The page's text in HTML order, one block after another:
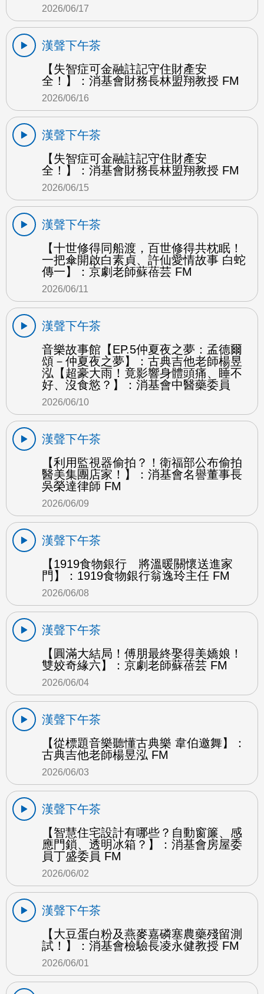
2026/06/17
漢聲下午茶
【失智症可金融註記守住財產安
全！】：消基會財務長林盟翔教授 FM
2026/06/16
漢聲下午茶
【失智症可金融註記守住財產安
全！】：消基會財務長林盟翔教授 FM
2026/06/15
漢聲下午茶
【十世修得同船渡，百世修得共枕眠！
一把傘開啟白素貞、許仙愛情故事 白蛇
傳一】：京劇老師蘇蓓芸 FM
2026/06/11
漢聲下午茶
音樂故事館【EP.5仲夏夜之夢：孟德爾
頌－仲夏夜之夢】：古典吉他老師楊昱
泓【超豪大雨！竟影響身體頭痛、睡不
好、沒食慾？】：消基會中醫藥委員
2026/06/10
漢聲下午茶
【利用監視器偷拍？！衛福部公布偷拍
醫美集團店家！】：消基會名譽董事長
吳榮達律師 FM
2026/06/09
漢聲下午茶
【1919食物銀行 將溫暖關懷送進家
門】：1919食物銀行翁逸玲主任 FM
2026/06/08
漢聲下午茶
【圓滿大結局！傅朋最終娶得美嬌娘！
雙姣奇緣六】：京劇老師蘇蓓芸 FM
2026/06/04
漢聲下午茶
【從標題音樂聽懂古典樂 韋伯邀舞】：
古典吉他老師楊昱泓 FM
2026/06/03
漢聲下午茶
【智慧住宅設計有哪些？自動窗簾、感
應門鎖、透明冰箱？】：消基會房屋委
員丁盛委員 FM
2026/06/02
漢聲下午茶
【大豆蛋白粉及燕麥嘉磷塞農藥殘留測
試！】：消基會檢驗長凌永健教授 FM
2026/06/01